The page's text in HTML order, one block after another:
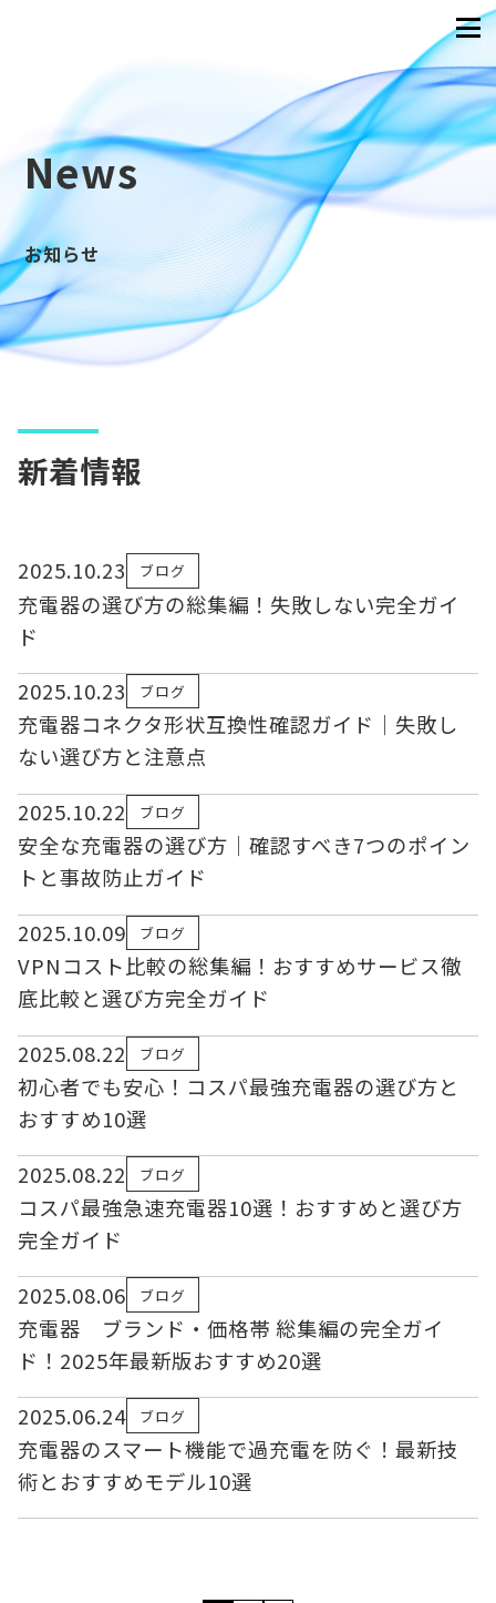
News
お知らせ
新着情報
2025.10.23 ブログ
充電器の選び方の総集編！失敗しない完全ガイ
ド
2025.10.23
ブログ
充電器コネクタ形状互換性確認ガイド｜失敗し
ない選び方と注意点
2025.10.22
ブログ
安全な充電器の選び方｜確認すべき7つのポイン
トと事故防止ガイド
2025.10.09
ブログ
VPNコスト比較の総集編！おすすめサービス徹
底比較と選び方完全ガイド
2025.08.22
ブログ
初心者でも安心！コスパ最強充電器の選び方と
おすすめ10選
2025.08.22
ブログ
コスパ最強急速充電器10選！おすすめと選び方
完全ガイド
2025.08.06
ブログ
充電器 ブランド・価格帯 総集編の完全ガイ
ド！2025年最新版おすすめ20選
2025.06.24
ブログ
充電器のスマート機能で過充電を防ぐ！最新技
術とおすすめモデル10選